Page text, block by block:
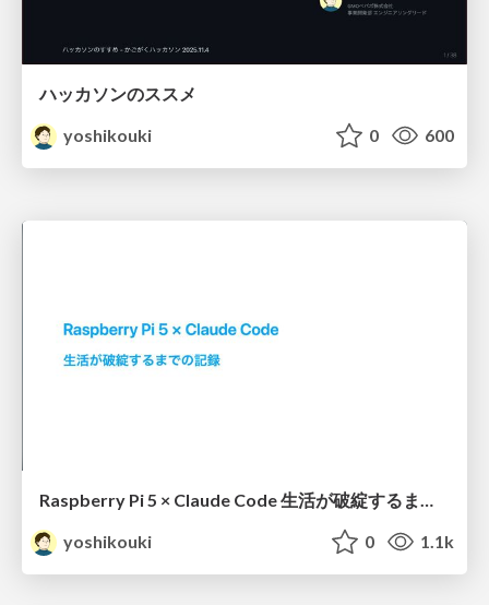
ハッカソンのススメ
yoshikouki
0 600
Raspberry Pi 5 × Claude Code 生活が破綻するまでの記録
yoshikouki
0 1.1k